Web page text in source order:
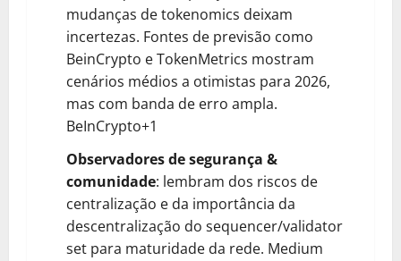
mudanças de tokenomics deixam
incertezas. Fontes de previsão como
BeinCrypto e TokenMetrics mostram
cenários médios a otimistas para 2026,
mas com banda de erro ampla.
BeInCrypto+1
Observadores de segurança &
comunidade: lembram dos riscos de
centralização e da importância da
descentralização do sequencer/validator
set para maturidade da rede. Medium